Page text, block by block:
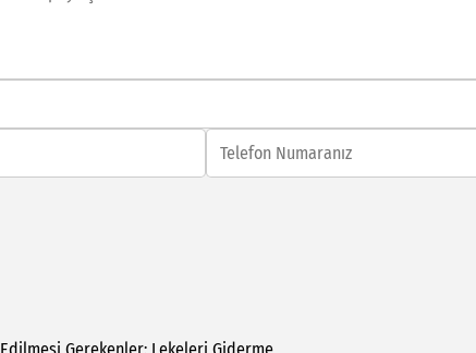
Edilmesi Gerekenler: Lekeleri Giderme